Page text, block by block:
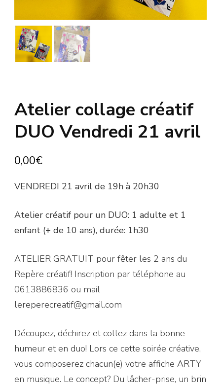
Atelier collage créatif
DUO Vendredi 21 avril
0,00€
VENDREDI 21 avril de 19h à 20h30
Atelier créatif pour un DUO: 1 adulte et 1
enfant (+ de 10 ans), durée: 1h30
ATELIER GRATUIT pour fêter les 2 ans du
Repère créatif! Inscription par téléphone au
0613886836 ou mail
lereperecreatif@gmail.com
Découpez, déchirez et collez dans la bonne
humeur et en duo! Lors ce cette soirée créative,
vous composerez chacun(e) votre affiche ARTY
en musique. Le concept? Du lâcher-prise, un brin